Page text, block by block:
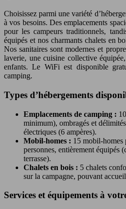
Choisissez parmi une variété
à vos besoins. Des emplacements
pour les campeurs traditionnels,
équipés et nos charmants chalets en
Nos sanitaires sont modernes et
laverie, une cuisine collective
enfants. Le WiFi est disponible
camping.
Types d’hébergements
Emplacements de camping :
minimum), ombragés et
électriques (6 ampères).
Mobil-homes : 15 mobil-homes
personnes, entièrement équipés
terrasse).
Chalets en bois : 5 chalets
sur la campagne, pouvant
Services et équipements à